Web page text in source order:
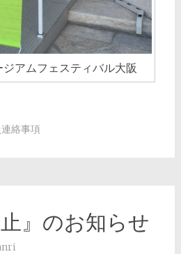
アムフェスティバル大阪
絡事項
』のお知らせ